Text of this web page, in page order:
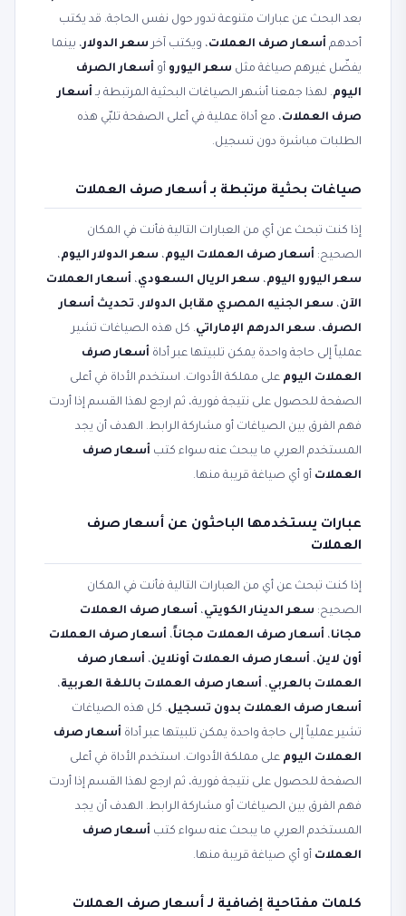
بعد البحث عن عبارات متنوعة تدور حول نفس الحاجة. قد يكتب
أحدهم أسعار صرف العملات، ويكتب آخر سعر الدولار، بينما
يفضّل غيرهم صياغة مثل سعر اليورو أو أسعار الصرف
اليوم. لهذا جمعنا أشهر الصياغات البحثية المرتبطة بـ أسعار
صرف العملات، مع أداة عملية في أعلى الصفحة تلبّي هذه
الطلبات مباشرة دون تسجيل.
صياغات بحثية مرتبطة بـ أسعار صرف العملات
إذا كنت تبحث عن أي من العبارات التالية فأنت في المكان
الصحيح: أسعار صرف العملات اليوم، سعر الدولار اليوم،
سعر اليورو اليوم، سعر الريال السعودي، أسعار العملات
الآن، سعر الجنيه المصري مقابل الدولار، تحديث أسعار
الصرف، سعر الدرهم الإماراتي. كل هذه الصياغات تشير
عملياً إلى حاجة واحدة يمكن تلبيتها عبر أداة أسعار صرف
العملات اليوم على مملكة الأدوات. استخدم الأداة في أعلى
الصفحة للحصول على نتيجة فورية، ثم ارجع لهذا القسم إذا أردت
فهم الفرق بين الصياغات أو مشاركة الرابط. الهدف أن يجد
المستخدم العربي ما يبحث عنه سواء كتب أسعار صرف
العملات أو أي صياغة قريبة منها.
عبارات يستخدمها الباحثون عن أسعار صرف
العملات
إذا كنت تبحث عن أي من العبارات التالية فأنت في المكان
الصحيح: سعر الدينار الكويتي، أسعار صرف العملات
مجانا، أسعار صرف العملات مجاناً، أسعار صرف العملات
أون لاين، أسعار صرف العملات أونلاين، أسعار صرف
العملات بالعربي، أسعار صرف العملات باللغة العربية،
أسعار صرف العملات بدون تسجيل. كل هذه الصياغات
تشير عملياً إلى حاجة واحدة يمكن تلبيتها عبر أداة أسعار صرف
العملات اليوم على مملكة الأدوات. استخدم الأداة في أعلى
الصفحة للحصول على نتيجة فورية، ثم ارجع لهذا القسم إذا أردت
فهم الفرق بين الصياغات أو مشاركة الرابط. الهدف أن يجد
المستخدم العربي ما يبحث عنه سواء كتب أسعار صرف
العملات أو أي صياغة قريبة منها.
كلمات مفتاحية إضافية لـ أسعار صرف العملات